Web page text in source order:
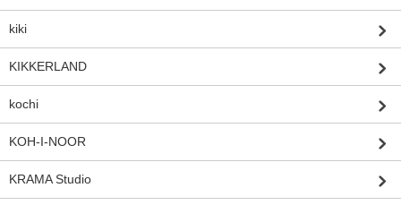
kiki
KIKKERLAND
kochi
KOH-I-NOOR
KRAMA Studio